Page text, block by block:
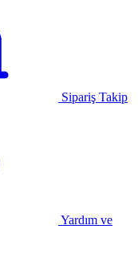
Sipariş Takip
Yardım ve